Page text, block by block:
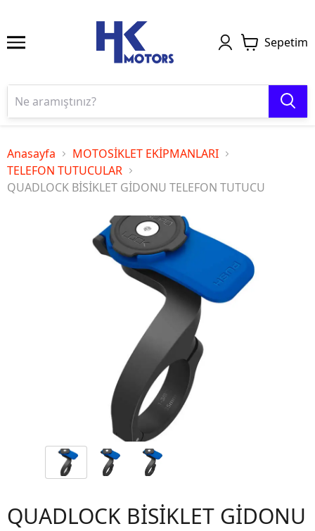
Sepetim
Anasayfa
MOTOSİKLET EKİPMANLARI
TELEFON TUTUCULAR
QUADLOCK BİSİKLET GİDONU TELEFON TUTUCU
QUADLOCK BİSİKLET GİDONU